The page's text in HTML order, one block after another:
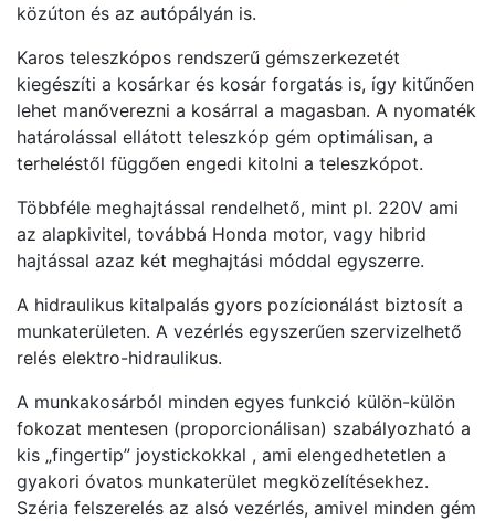
közúton és az autópályán is.
Karos teleszkópos rendszerű gémszerkezetét
kiegészíti a kosárkar és kosár forgatás is, így kitűnően
lehet manőverezni a kosárral a magasban. A nyomaték
határolással ellátott teleszkóp gém optimálisan, a
terheléstől függően engedi kitolni a teleszkópot.
Többféle meghajtással rendelhető, mint pl. 220V ami
az alapkivitel, továbbá Honda motor, vagy hibrid
hajtással azaz két meghajtási móddal egyszerre.
A hidraulikus kitalpalás gyors pozícionálást biztosít a
munkaterületen. A vezérlés egyszerűen szervizelhető
relés elektro-hidraulikus.
A munkakosárból minden egyes funkció külön-külön
fokozat mentesen (proporcionálisan) szabályozható a
kis „fingertip” joystickokkal , ami elengedhetetlen a
gyakori óvatos munkaterület megközelítésekhez.
Széria felszerelés az alsó vezérlés, amivel minden gém